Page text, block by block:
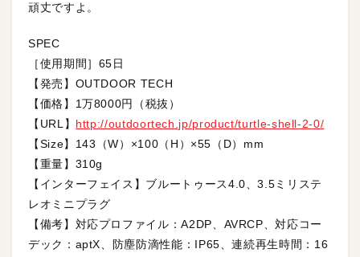
頑丈ですよ。
SPEC
［使用期間］65日
【発売】OUTDOOR TECH
【価格】1万8000円（税抜）
【URL】 http://outdoortech.jp/product/turtle-shell-2-0/
【Size】143（W）×100（H）×55（D）mm
【重量】310g
【インターフェイス】ブルートゥース4.0、3.5ミリステ
レオミニプラグ
【備考】対応プロファイル：A2DP、AVRCP、対応コー
デック：aptX、防塵防滴性能：IP65、連続再生時間：16